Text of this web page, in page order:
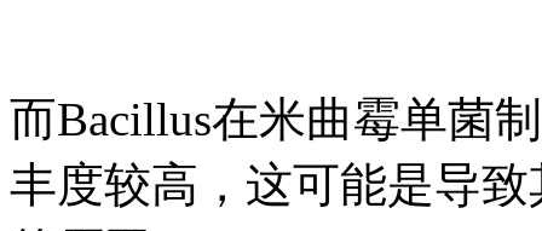
而Bacillus在米曲霉单菌
丰度较高，这可能是导